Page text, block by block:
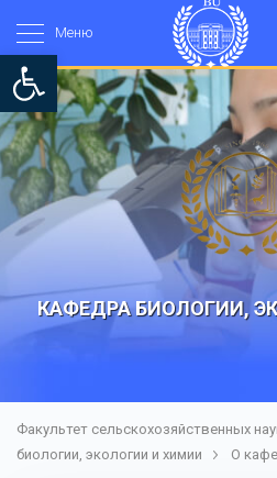
Open toolbar
Mеню
КАФЕДРА БИОЛОГИИ,
Факультет сельскохозяйственных
биологии, экологии и химии
О